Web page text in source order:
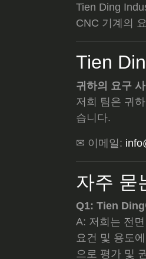
Tien Ding
CNC 기계의
Tien
귀하의 요구
저희 팀은 귀
습니다.
✉ 이메일:
자주 묻
Q1: Tien Ding
A: 저희는 전
요건 및 용도
으로 평가 및